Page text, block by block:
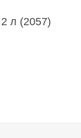
л (2057)